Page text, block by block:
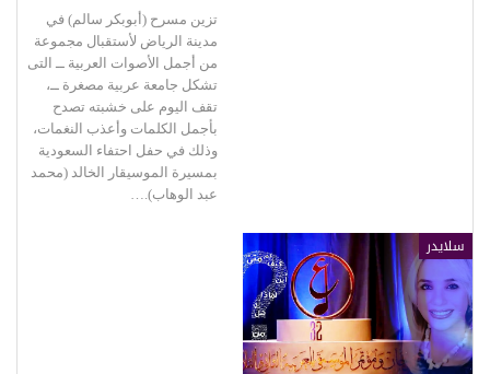
تزين مسرح (أبوبكر سالم) في
مدينة الرياض لأستقبال مجموعة
من أجمل الأصوات العربية ــ التى
تشكل جامعة عربية مصغرة ــ،
تقف اليوم على خشبته تصدح
بأجمل الكلمات وأعذب النغمات،
وذلك في حفل احتفاء السعودية
بمسيرة الموسيقار الخالد (محمد
عبد الوهاب).…
سلايدر